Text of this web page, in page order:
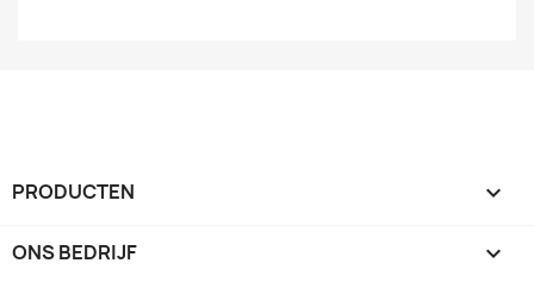
PRODUCTEN 
ONS BEDRIJF 